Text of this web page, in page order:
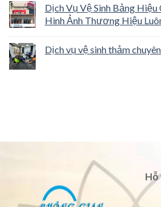
Dịch Vụ Vệ Sinh Bảng
Hình Ảnh Thương Hiệu
Dịch vụ vệ sinh thảm
Hỗ